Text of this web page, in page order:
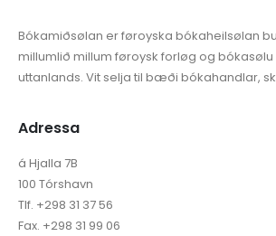
Bókamiðsølan er føroyska bókaheilsølan
millumlið millum føroysk forløg og bókasølu
uttanlands. Vit selja til bæði bókahandlar,
Adressa
á Hjalla 7B
100 Tórshavn
Tlf. +298 31 37 56
Fax. +298 31 99 06